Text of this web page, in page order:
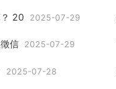
20 2025-07-29
信 2025-07-29
2025-07-28